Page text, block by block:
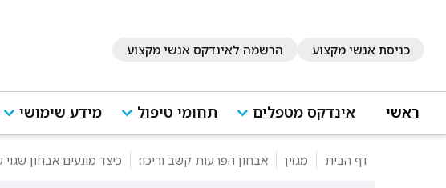
כניסת אנשי מקצוע הרשמה לאינדקס אנשי מקצוע
ראשי אינדקס מטפלים תחומי טיפול מידע שימושי
דף הבית מגזין אבחון הפרעות קשב וריכוז כיצד מונעים אבחון